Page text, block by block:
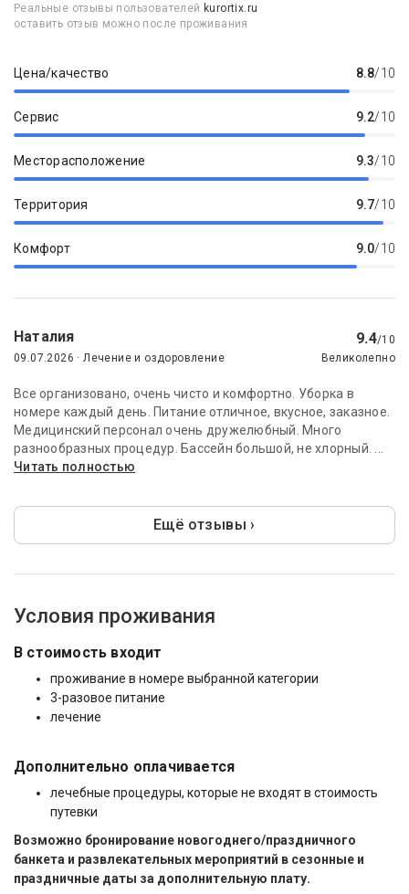
Реальные отзывы пользователей kurortix.ru
оставить отзыв можно после проживания
Цена/качество 8.8/10
Сервис 9.2/10
Месторасположение 9.3/10
Территория 9.7/10
Комфорт 9.0/10
Наталия 9.4/10
09.07.2026 · Лечение и оздоровление
Великолепно
Все организовано, очень чисто и комфортно. Уборка в
номере каждый день. Питание отличное, вкусное, заказное.
Медицинский персонал очень дружелюбный. Много
разнообразных процедур. Бассейн большой, не хлорный. ...
Читать полностью
Ещё отзывы ›
Условия проживания
В стоимость входит
проживание в номере выбранной категории
3-разовое питание
лечение
Дополнительно оплачивается
лечебные процедуры, которые не входят в стоимость
путевки
Возможно бронирование новогоднего/праздничного
банкета и развлекательных мероприятий в сезонные и
праздничные даты за дополнительную плату.